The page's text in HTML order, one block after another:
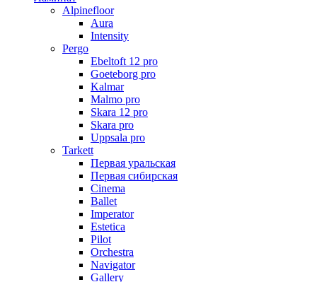
Alpinefloor
Aura
Intensity
Pergo
Ebeltoft 12 pro
Goeteborg pro
Kalmar
Malmo pro
Skara 12 pro
Skara pro
Uppsala pro
Tarkett
Первая уральская
Первая сибирская
Cinema
Ballet
Imperator
Estetica
Pilot
Orchestra
Navigator
Gallery